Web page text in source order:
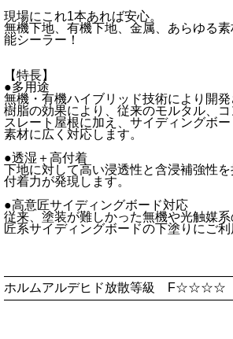
現場にこれ1本あれば安心。
無機下地、有機下地、金属、あらゆる
能シーラー！
【特長】
●多用途
無機・有機ハイブリッド技術により開
樹脂の効果により、従来のモルタル、コ
スレート屋根に加え、サイディングボ
素材に広く対応します。
●透湿＋高付着
下地に対して高い浸透性と含浸補強性
付着力が発現します。
●高意匠サイディングボード対応
従来、塗装が難しかった無機や光触媒
匠系サイディングボードの下塗りにご利
ホルムアルデヒド放散等級 F☆☆☆☆